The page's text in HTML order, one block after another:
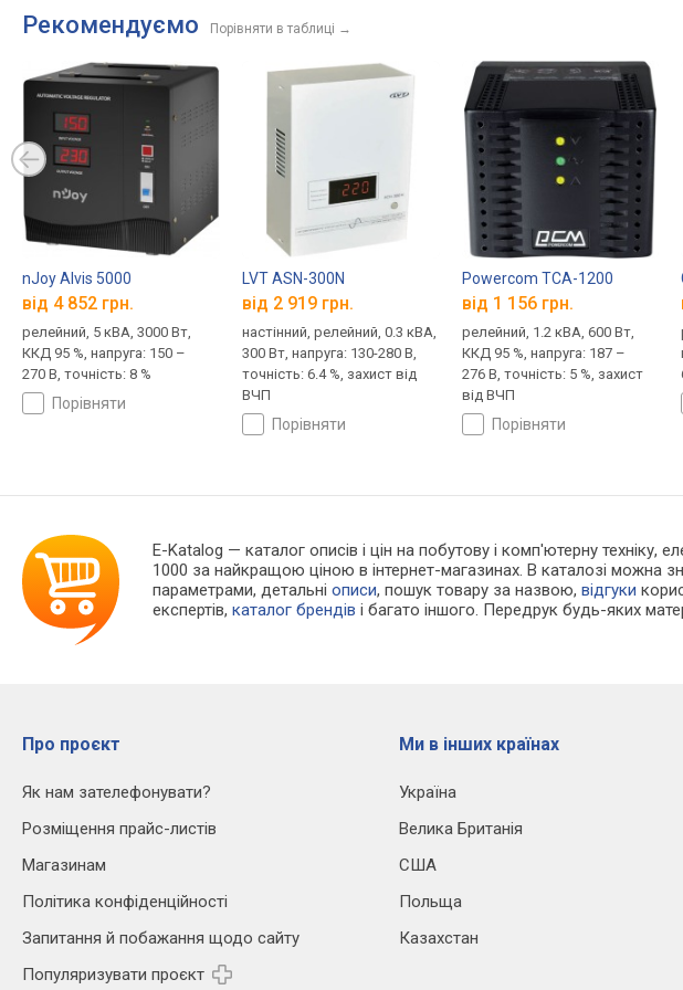
Рекомендуємо Порівняти в таблиці →
nJoy Alvis 5000
від 4 852 грн.
релейний, 5 кВА, 3000 Вт,
ККД 95 %, напруга: 150 –
270 В, точність: 8 %
порівняти
LVT ASN-300N
від 2 919 грн.
настінний, релейний, 0.3 кВА,
300 Вт, напруга: 130-280 В,
точність: 6.4 %, захист від
ВЧП
порівняти
Powercom TCA-1200
від 1 156 грн.
релейний, 1.2 кВА, 600 Вт,
ККД 95 %, напруга: 187 –
276 В, точність: 5 %, захист
від ВЧП
порівняти
E-Katalog — каталог описів і цін на побутову і комп'ютерну техніку,
1000 за найкращою ціною в інтернет-магазинах. В каталозі можна
параметрами, детальніописи, пошук товару за назвою,відгуки
експертів,каталог брендів і багато іншого. Передрук будь-яких
Про проєкт
Як нам зателефонувати?
Розміщення прайс-листів
Магазинам
Політика конфіденційності
Запитання й побажання щодо сайту
Популяризувати проєкт
Ми в інших країнах
Україна
Велика Британія
США
Польща
Казахстан